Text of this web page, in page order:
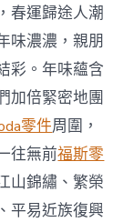
春運歸途人潮
味濃濃，親朋
彩。年味蘊含
加倍緊密地團
零件周圍，
往無前福斯零
山錦繡、繁榮
平易近族復興